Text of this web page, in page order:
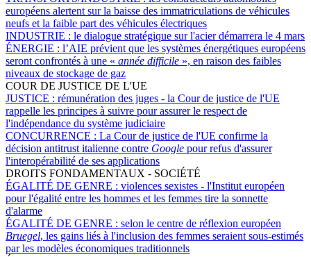
européens alertent sur la baisse des immatriculations de véhicules
neufs et la faible part des véhicules électriques
INDUSTRIE : le dialogue stratégique sur l'acier démarrera le 4 mars
ÉNERGIE : l’AIE prévient que les systèmes énergétiques européens
seront confrontés à une « année difficile », en raison des faibles
niveaux de stockage de gaz
COUR DE JUSTICE DE L'UE
JUSTICE : rémunération des juges - la Cour de justice de l'UE
rappelle les principes à suivre pour assurer le respect de
l'indépendance du système judiciaire
CONCURRENCE : La Cour de justice de l'UE confirme la
décision antitrust italienne contre Google pour refus d'assurer
l'interopérabilité de ses applications
DROITS FONDAMENTAUX - SOCIÉTÉ
ÉGALITÉ DE GENRE : violences sexistes - l'Institut européen
pour l'égalité entre les hommes et les femmes tire la sonnette
d'alarme
ÉGALITÉ DE GENRE : selon le centre de réflexion européen
Bruegel, les gains liés à l'inclusion des femmes seraient sous-estimés
par les modèles économiques traditionnels